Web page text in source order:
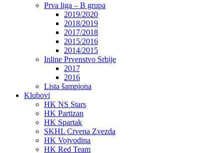
Prva liga – B grupa
2019/2020
2018/2019
2017/2018
2015/2016
2014/2015
Inline Prvenstvo Srbije
2017
2016
Lista šampiona
Klubovi
HK NS Stars
HK Partizan
HK Spartak
SKHL Crvena Zvezda
HK Vojvodina
HK Red Team